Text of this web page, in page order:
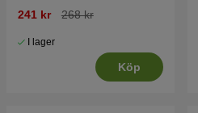
241 kr 268 kr
I lager
Köp